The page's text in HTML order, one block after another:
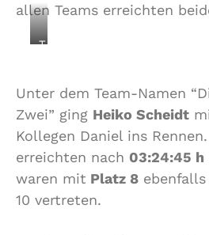
allen Teams erreichten
T
m
“
e
b
e
Unter dem Team-Namen
Zwei” ging Heiko Scheidt
Kollegen Daniel ins
erreichten nach 03:24:45 h
waren mit Platz 8
10 vertreten.